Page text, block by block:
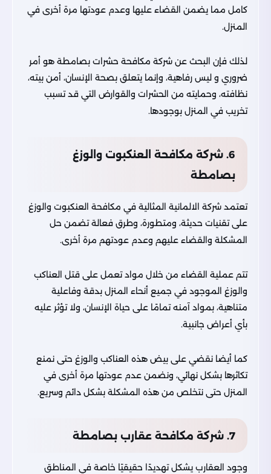
كامل مما يضمن القضاء عليها وعدم عودتها مرة أخرى في
المنزل.
لذلك فإن البحث عن شركة مكافحة حشرات بصامطة هو أمر
ضروري و ليس رفاهية، وإنما يتعلق بصحة الإنسان، أمن بيته،
نظافته، وحمايته من الحشرات والقوارض التي قد تسبب
تخريب في المنزل بوجودها.
6. شركة مكافحة العنكبوت والوزغ
بصامطة
تعتمد شركة الالمانية المثالية في مكافحة العنكبوت والوزغ
على تقنيات حديثة، ومتطورة، وطرق فعالة تضمن حل
المشكلة والقضاء عليهم وعدم عودتهم مرة أخرى.
تتم عملية القضاء من خلال مواد تعمل على قتل العناكب
والوزغ الموجود في جميع أنحاء المنزل بدقة وفاعلية
متناهية، بمواد آمنه تمامًا على حياة الإنسان، ولا تؤثر عليه
بأي أعراض جانبية.
كما أيضا نقضي على بيض هذه العناكب والوزغ حتى نمنع
تكاثرها بشكل نهائي، ونضمن عدم عودتها مرة أخرى في
المنزل حتى نتخلص من هذه المشكلة بشكل دائم وسريع.
7. شركة مكافحة عقارب بصامطة
وجود العقارب يشكل تهديدًا حقيقيًا خاصة في المناطق